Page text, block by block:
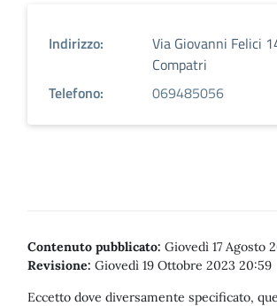
Indirizzo:
Via Giovanni Felici
Compatri
Telefono:
069485056
Contenuto pubblicato: Giovedì 17 Agosto
Revisione: Giovedì 19 Ottobre 2023 20:59
Eccetto dove diversamente specificato,